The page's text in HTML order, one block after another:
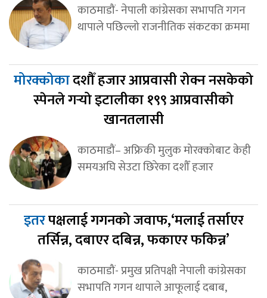
काठमाडौं- नेपाली कांग्रेसका सभापति गगन
थापाले पछिल्लो राजनीतिक संकटका क्रममा
मोरक्कोकादशौँ हजार आप्रवासी रोक्न नसकेको
स्पेनले गर्‍यो इटालीका १९९ आप्रवासीको
खानतलासी
काठमाडौं– अफ्रिकी मुलुक मोरक्कोबाट केही
समयअघि सेउटा छिरेका दशौँ हजार
इतरपक्षलाई गगनको जवाफ,‘मलाई तर्साएर
तर्सिन्न, दबाएर दबिन्न, फकाएर फकिन्न’
काठमाडौं- प्रमुख प्रतिपक्षी नेपाली कांग्रेसका
सभापति गगन थापाले आफूलाई दबाब,